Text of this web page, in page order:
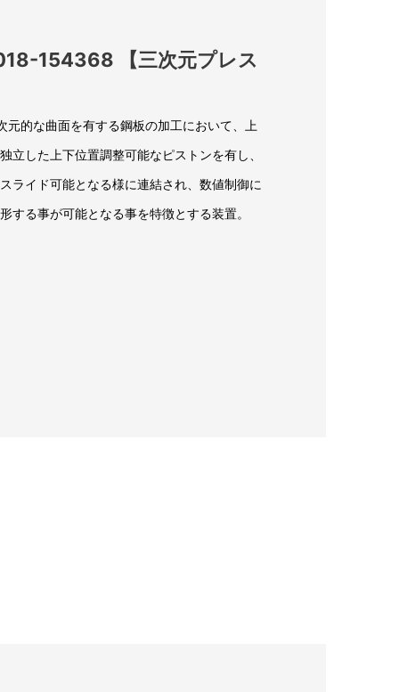
154368 【三次元プレス
的な曲面を有する鋼板の加工において、上
立した上下位置調整可能なピストンを有し、
ライド可能となる様に連結され、数値制御に
する事が可能となる事を特徴とする装置。